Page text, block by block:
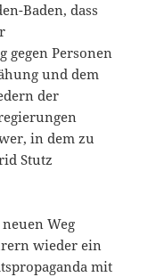
Baden, dass
gegen Personen
und dem
der
in dem zu
Stutz
Weg
wieder ein
mit